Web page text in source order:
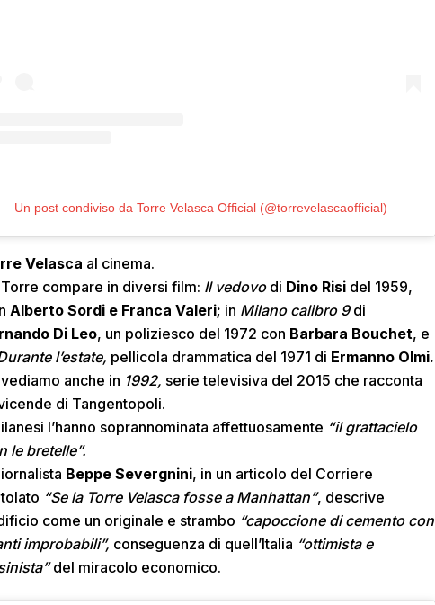
Un post condiviso da Torre Velasca Official (@torrevelascaofficial)
Velasca al cinema.
compare in diversi film: Il vedovo di Dino Risi del 1959,
Alberto Sordi e Franca Valeri; in Milano calibro 9di
Di Leo, un poliziesco del 1972 con Barbara Bouchet, e
l’estate, pellicola drammatica del 1971 di Ermanno Olmi.
anche in 1992, serie televisiva del 2015 che racconta
di Tangentopoli.
l’hanno soprannominata affettuosamente “il grattacielo
le bretelle”.
Beppe Severgnini, in un articolo del Corriere
“Se la Torre Velasca fosse a Manhattan”, descrive
come un originale e strambo “capoccione di cemento con
improbabili”, conseguenza di quell’Italia “ottimista e
del miracolo economico.